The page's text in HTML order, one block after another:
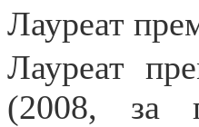
Лауреат
Лауреат
(2008, за